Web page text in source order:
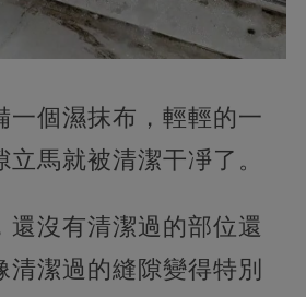
一個濕抹布，輕輕的一
馬就被清潔干凈了。
還沒有清潔過的部位還
清潔過的縫隙變得特別